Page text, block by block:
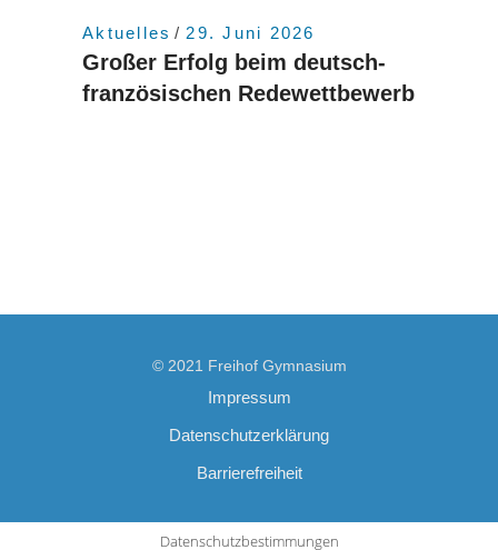
Aktuelles 29. Juni 2026
Großer Erfolg beim deutsch-
französischen Redewettbewerb
© 2021 Freihof Gymnasium
Impressum
Datenschutzerklärung
Barrierefreiheit
Datenschutzbestimmungen